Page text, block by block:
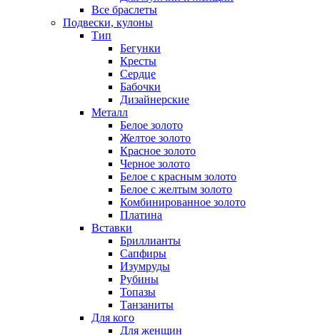
Все браслеты
Подвески, кулоны
Тип
Бегунки
Кресты
Сердце
Бабочки
Дизайнерские
Металл
Белое золото
Желтое золото
Красное золото
Черное золото
Белое с красным золото
Белое с желтым золото
Комбинированное золото
Платина
Вставки
Бриллианты
Сапфиры
Изумруды
Рубины
Топазы
Танзаниты
Для кого
Для женщин